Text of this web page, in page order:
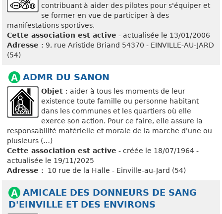
contribuant à aider des pilotes pour s'équiper et
se former en vue de participer à des
manifestations sportives.
Cette association est active - actualisée le 13/01/2006
Adresse : 9, rue Aristide Briand 54370 - EINVILLE-AU-JARD
(54)
ADMR DU SANON
Objet : aider à tous les moments de leur
existence toute famille ou personne habitant
dans les communes et les quartiers où elle
exerce son action. Pour ce faire, elle assure la
responsabilité matérielle et morale de la marche d'une ou
plusieurs (…)
Cette association est active - créée le 18/07/1964 -
actualisée le 19/11/2025
Adresse : 10 rue de la Halle - Einville-au-Jard (54)
AMICALE DES DONNEURS DE SANG
D'EINVILLE ET DES ENVIRONS